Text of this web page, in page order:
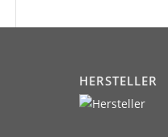
HERSTELLER